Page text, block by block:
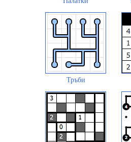
Тръби